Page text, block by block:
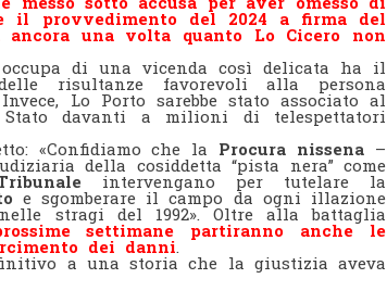
il provvedimento del 2024 a firma del
una volta quanto Lo Cicero non
di una vicenda così delicata ha il
risultanze favorevoli alla persona
Lo Porto sarebbe stato associato al
davanti a milioni di telespettatori
«Confidiamo che la Procura nissena –
della cosiddetta “pista nera” come
intervengano per tutelare la
e sgomberare il campo da ogni illazione
stragi del 1992». Oltre alla battaglia
settimane partiranno anche le
dei danni
a una storia che la giustizia aveva